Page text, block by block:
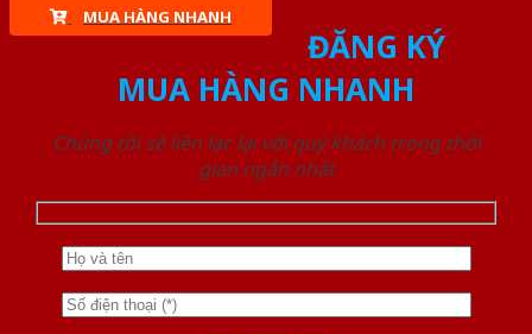
MUA HÀNG NHANH
ĐĂNG KÝ
MUA HÀNG NHANH
Chúng tôi sẽ liên lạc lại với quý khách trong thời
gian ngắn nhất